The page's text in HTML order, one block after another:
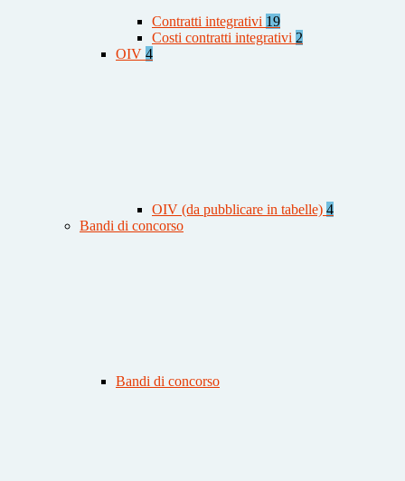
Contratti integrativi 19
Costi contratti integrativi 2
OIV 4
OIV (da pubblicare in tabelle) 4
Bandi di concorso
Bandi di concorso